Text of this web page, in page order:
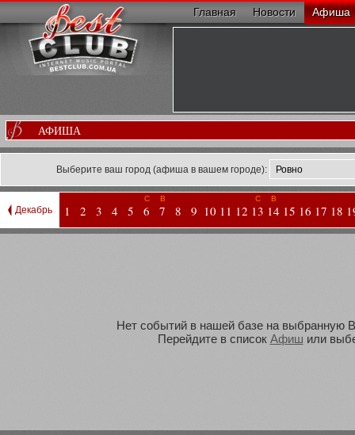
Главная Новости Афиша
АФИША
Выберите ваш город (афиша в вашем городе):
Декабрь 1 2 3 4 5
С
6
В
7 8 9 10 11 12
С
13
В
14 15 16 17 18
Нет событий в нашей базе на выбранную
Перейдите в список Афиш или